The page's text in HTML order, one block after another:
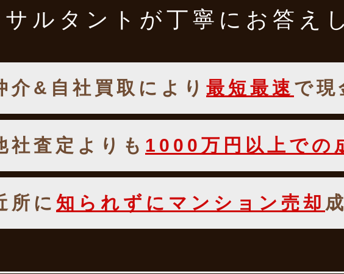
ルタントが丁寧にお答え
介&自社買取により 最短最速 で現
社査定よりも 1000万円以上での
所に 知られずにマンション売却